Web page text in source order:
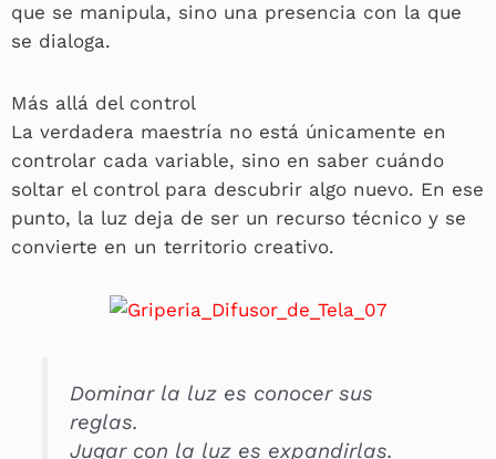
que se manipula, sino una presencia con la que
se dialoga.
Más allá del control
La verdadera maestría no está únicamente en
controlar cada variable, sino en saber cuándo
soltar el control para descubrir algo nuevo. En ese
punto, la luz deja de ser un recurso técnico y se
convierte en un territorio creativo.
Dominar la luz es conocer sus
reglas.
Jugar con la luz es expandirlas.